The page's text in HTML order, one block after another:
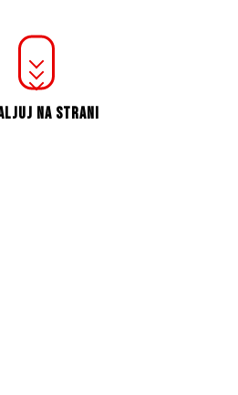
NA STRANI